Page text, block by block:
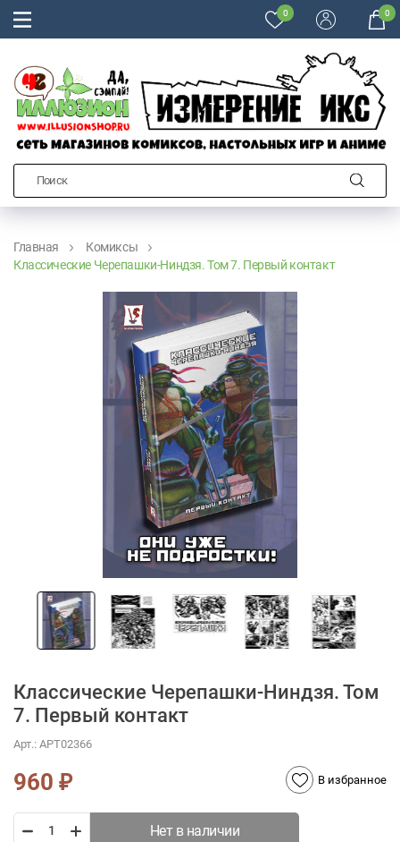
0 0
Главная
Комиксы
Классические Черепашки-Ниндзя. Том 7. Первый контакт
Классические Черепашки-Ниндзя. Том
7. Первый контакт
Арт.: АРТ02366
960 ₽ В избранное
Нет в наличии